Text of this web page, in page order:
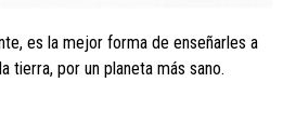
es la mejor forma de enseñarles a
tierra, por un planeta más sano.